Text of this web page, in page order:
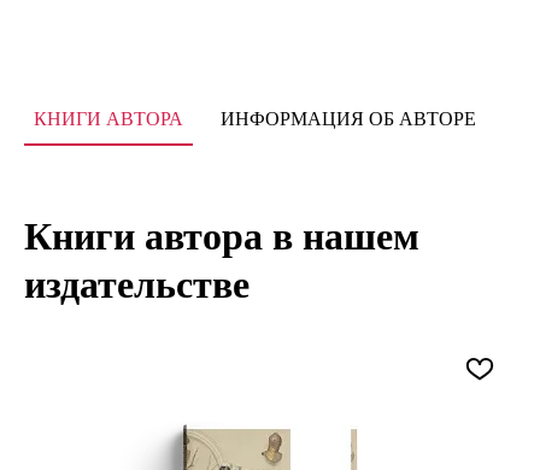
КНИГИ АВТОРА ИНФОРМАЦИЯ ОБ АВТОРЕ
Книги автора в нашем
издательстве